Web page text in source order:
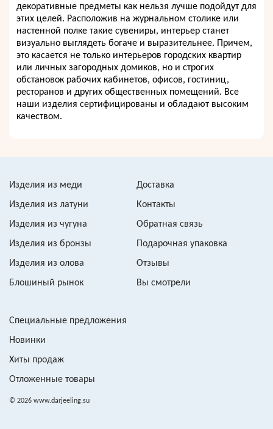
декоративные предметы как нельзя лучше подойдут для
этих целей. Расположив на журнальном столике или
настенной полке такие сувениры, интерьер станет
визуально выглядеть богаче и выразительнее. Причем,
это касается не только интерьеров городских квартир
или личных загородных домиков, но и строгих
обстановок рабочих кабинетов, офисов, гостиниц,
ресторанов и других общественных помещений. Все
наши изделия сертифицированы и обладают высоким
качеством.
Изделия из меди
Изделия из латуни
Изделия из чугуна
Изделия из бронзы
Изделия из олова
Блошиный рынок
Доставка
Контакты
Обратная связь
Подарочная упаковка
Отзывы
Вы смотрели
Специальные предложения
Новинки
Хиты продаж
Отложенные товары
© 2026 www.darjeeling.su